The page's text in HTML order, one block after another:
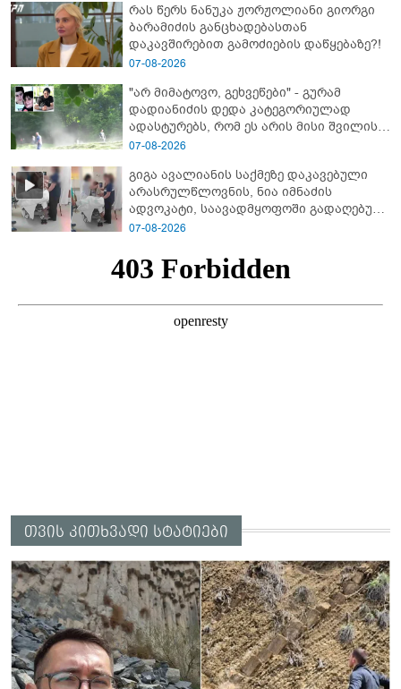
ბარამიძე კი ტყუის"
რას წერს ნანუკა ჟორჟოლიანი გიორგი
ბარამიძის განცხადებასთან
დაკავშირებით გამოძიების დაწყებაზე?!
07-08-2026
"არ მიმატოვო, გეხვეწები" - გუ­რა­მ
დადიანიძის დედა კა­ტე­გო­რი­უ­ლად
ადას­ტუ­რებს, რომ ეს არის მისი შვი­ლის
ხმა
07-08-2026
გიგა ავალიანის საქმეზე დაკავებული
არასრულწლოვნის, ნია იმნაძის
ადვოკატი, საავადმყოფოში გადაღებულ
კადრებს ავრცელებს
07-08-2026
თვის კითხვადი სტატიები